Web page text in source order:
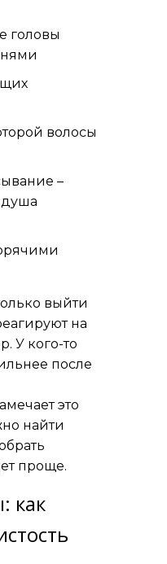
головы
волосы
–
душа
выйти
на
У кого-то
после
это
найти
проще.
как